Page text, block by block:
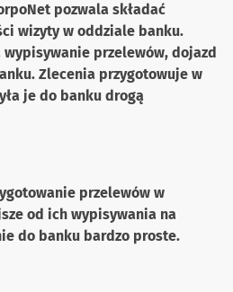
pozwala składać
wizyty w oddziale banku.
przelewów, dojazd
Zlecenia przygotowuje w
je do banku drogą
przelewów w
od ich wypisywania na
do banku bardzo proste.